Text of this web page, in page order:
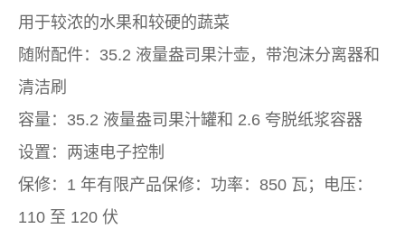
用于较浓的水果和较硬的蔬菜
随附配件：35.2 液量盎司果汁壶，带泡沫分离器和
清洁刷
容量：35.2 液量盎司果汁罐和 2.6 夸脱纸浆容器
设置：两速电子控制
保修：1 年有限产品保修：功率：850 瓦；电压：
110 至 120 伏